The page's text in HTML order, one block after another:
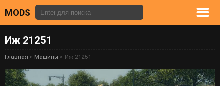
MODS
Иж 21251
Главная > Машины > Иж 21251